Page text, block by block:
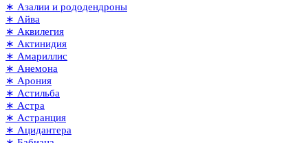
∗ Азалии и рододендроны
∗ Айва
∗ Аквилегия
∗ Актинидия
∗ Амариллис
∗ Анемона
∗ Арония
∗ Астильба
∗ Астра
∗ Астранция
∗ Ацидантера